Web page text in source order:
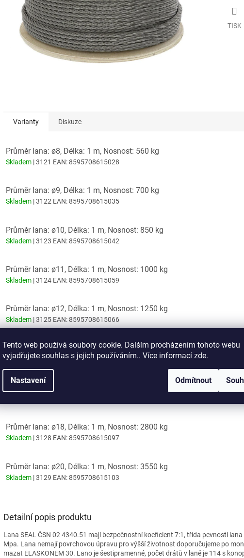
Tento web používá soubory cookie. Dalším procházením tohoto webu
vyjadřujete souhlas s jejich používáním.. Více informací zde.
Nastavení Odmítnout
TISK
Varianty Diskuze
Průměr lana: ø8, Délka: 1 m, Nosnost: 560 kg
Skladem | 3121 EAN:8595708615028
Průměr lana: ø9, Délka: 1 m, Nosnost: 700 kg
Skladem | 3122 EAN:8595708615035
Průměr lana: ø10, Délka: 1 m, Nosnost: 850 kg
Skladem | 3123 EAN:8595708615042
Průměr lana: ø11, Délka: 1 m, Nosnost: 1000 kg
Skladem | 3124 EAN:8595708615059
Průměr lana: ø12, Délka: 1 m, Nosnost: 1250 kg
Skladem | 3125 EAN:8595708615066
Průměr lana: ø14, Délka: 1 m, Nosnost: 1700 kg
Skladem| 3126EAN: 8595708615073
Průměr lana: ø18, Délka: 1 m, Nosnost: 2800 kg
Skladem | 3128 EAN:8595708615097
Průměr lana: ø20, Délka: 1 m, Nosnost: 3550 kg
Skladem | 3129 EAN:8595708615103
Detailní popis produktu
Lana SEAL ČSN 02 4340.51 mají bezpečnostní koeficient 7:1, třída pevnosti lana
Mpa. Lana nemají povrchovou úpravu pro výšší životnost doporučujeme po
mazat ELASKONEM 30. Lano je šestipramenné, počet drátů v laně je 114 s